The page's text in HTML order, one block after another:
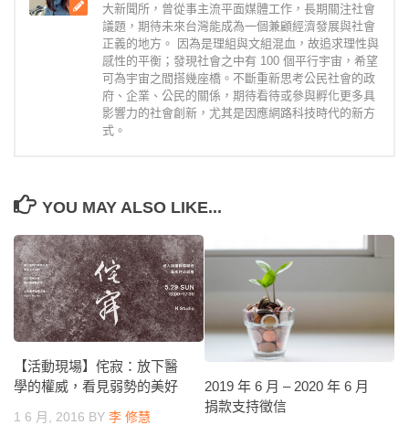
大新聞所，曾從事主流平面媒體工作，長期關注社會
議題，期待未來台灣能成為一個兼顧經濟發展與社會
正義的地方。 因為是理組與文組混血，故追求理性與
感性的平衡；發現社會之中有 100 個平行宇宙，希望
可為宇宙之間搭幾座橋。不斷重新思考公民社會的政
府、企業、公民的關係，期待看待或參與孵化更多具
影響力的社會創新，尤其是因應網路科技時代的新方
式。
YOU MAY ALSO LIKE...
【活動現場】侘寂：放下醫
學的權威，看見弱勢的美好
1 6 月, 2016 BY 李 修慧
2019 年 6 月 – 2020 年 6 月
捐款支持徵信